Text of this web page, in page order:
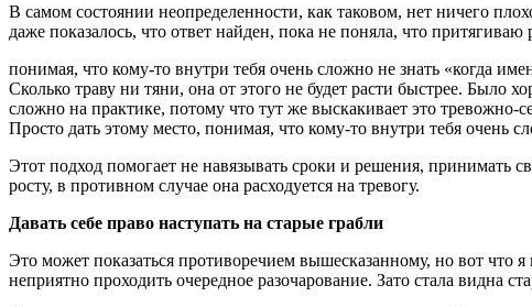
В самом состоянии неопределенности, как таковом, нет ничего
даже показалось, что ответ найден, пока не поняла, что
понимая, что кому-то внутри тебя очень сложно не знать «когда
Сколько траву ни тяни, она от этого не будет расти быстрее.
сложно на практике, потому что тут же выскакивает это тревожно-
Просто дать этому место, понимая, что кому-то внутри тебя очень
Этот подход помогает не навязывать сроки и решения, принимать
росту, в противном случае она расходуется на тревогу.
Давать себе право наступать на старые грабли
Это может показаться противоречием вышесказанному, но вот что
неприятно проходить очередное разочарование. Зато стала видна